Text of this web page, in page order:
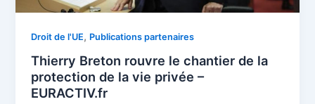
Droit de l'UE, Publications partenaires
Thierry Breton rouvre le chantier de la
protection de la vie privée –
EURACTIV.fr